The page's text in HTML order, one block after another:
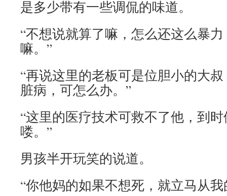
是多少带有一些调侃的味道。
“不想说就算了嘛，怎么还这么暴
嘛。”
“再说这里的老板可是位胆小的大
脏病，可怎么办。”
“这里的医疗技术可救不了他，到
喽。”
男孩半开玩笑的说道。
“你他妈的如果不想死，就立马从